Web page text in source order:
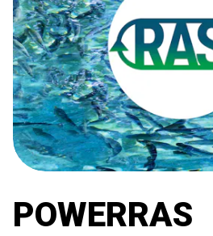
POWERRAS